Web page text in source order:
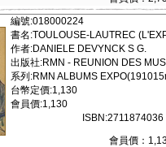
編號:018000224
書名:TOULOUSE-LAUTREC
作者:DANIELE DEVYNCK S G.
出版社:RMN - REUNION DES
系列:RMN ALBUMS
台幣定價:1,130
會員價:1,130
ISBN:2711874036
會員價：